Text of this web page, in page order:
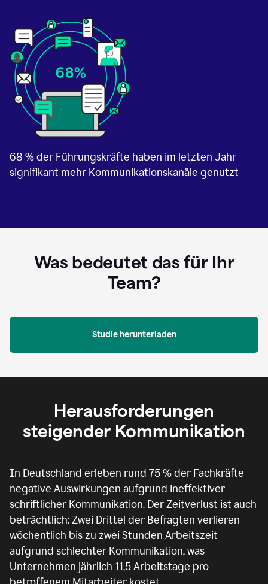
68 % der Führungskräfte haben im letzten Jahr
signifikant mehr Kommunikationskanäle genutzt
Was bedeutet das für Ihr
Team?
Studie herunterladen
Herausforderungen
steigender Kommunikation
In Deutschland erleben rund 75 % der Fachkräfte
negative Auswirkungen aufgrund ineffektiver
schriftlicher Kommunikation. Der Zeitverlust ist auch
beträchtlich: Zwei Drittel der Befragten verlieren
wöchentlich bis zu zwei Stunden Arbeitszeit
aufgrund schlechter Kommunikation, was
Unternehmen jährlich 11,5 Arbeitstage pro